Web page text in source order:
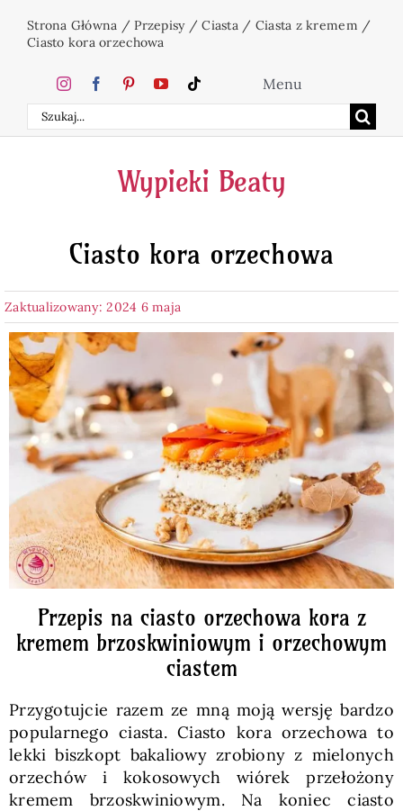
Strona Główna /Przepisy/Ciasta/ Ciasta z kremem /
Ciasto kora orzechowa
Szukaj
Menu
Home
Ciasta
Desery
Napoje
Pieczywo
Przetwory
Posiłki
Zdrowo i fit
SKLEP
Polski
Wypieki Beaty
Ciasto kora orzechowa
Zaktualizowany: 2024 6 maja
Przepis na ciasto orzechowa kora z
kremem brzoskwiniowym i orzechowym
ciastem
Przygotujcie razem ze mną moją wersję bardzo
popularnego ciasta. Ciasto kora orzechowa to
lekki biszkopt bakaliowy zrobiony z mielonych
orzechów i kokosowych wiórek przełożony
kremem brzoskwiniowym. Na koniec ciasto